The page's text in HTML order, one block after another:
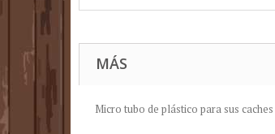
MÁS
Micro tubo de plástico para sus caches